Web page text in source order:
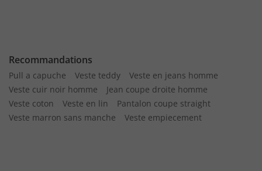
Recommandations
Pull a capuche Veste teddy
Veste en jeans homme
Veste cuir noir homme
Jean coupe droite homme
Veste coton
Veste en lin
Pantalon coupe straight
Veste marron sans manche
Veste empiecement